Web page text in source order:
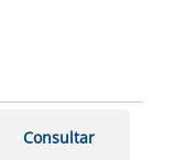
Consultar